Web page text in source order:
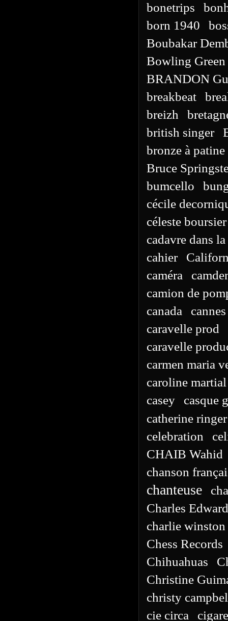
bonetrips
born 1940
Boubakar
Bowling Green
BRANDON
breakbeat
breizh
british singer
bronze à patine
Bruce
bumcello
cécile
céleste boursier
cadavre dans
cahier
caméra
camion de
canada
cannes
caravelle prod
caravelle
carmen maria
caroline martial
casey
casque
catherine ringer
celebration
CHAIB Wahid
chanson
chanteuse
Charles
charlie winston
Chess Records
Chihuahuas
Christine
christy
cie circa